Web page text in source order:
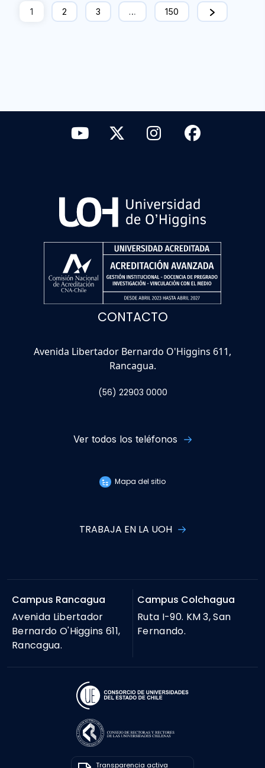
1 2 3 … 150
CONTACTO
Avenida Libertador Bernardo O'Higgins 611,
Rancagua.
(56) 22903 0000
Ver todos los teléfonos
Mapa del sitio
TRABAJA EN LA UOH
Campus Rancagua
Avenida Libertador
Bernardo O'Higgins 611,
Rancagua.
Campus Colchagua
Ruta I-90. KM 3, San
Fernando.
Transparencia activa